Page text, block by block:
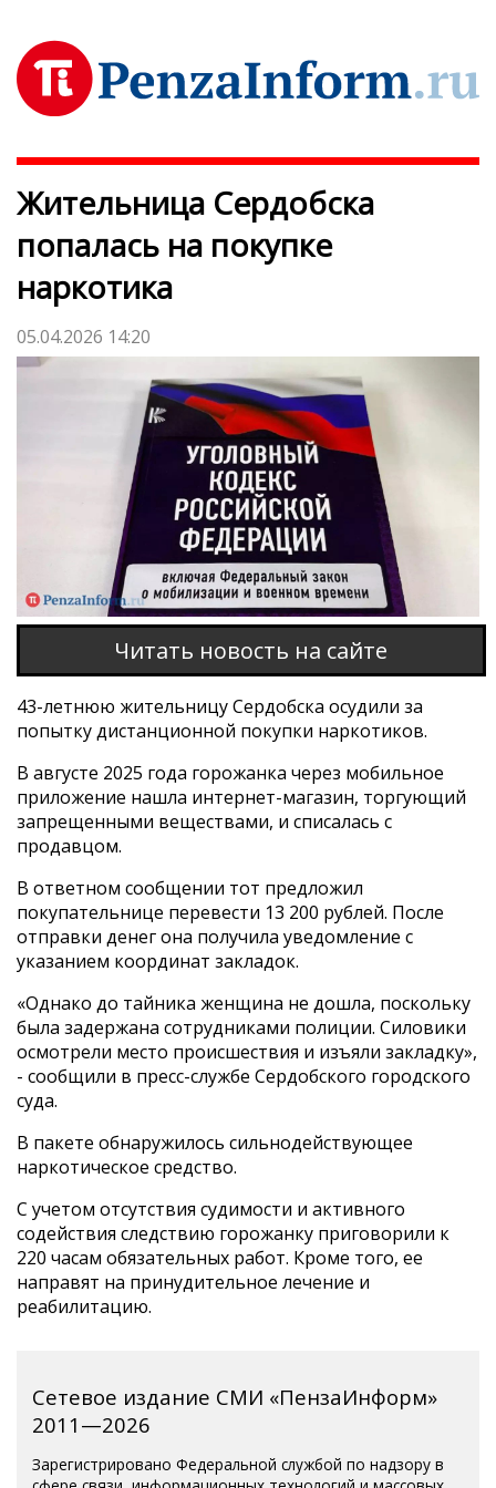
Жительница Сердобска
попалась на покупке
наркотика
05.04.2026 14:20
Читать новость на сайте
43-летнюю жительницу Сердобска осудили за
попытку дистанционной покупки наркотиков.
В августе 2025 года горожанка через мобильное
приложение нашла интернет-магазин, торгующий
запрещенными веществами, и списалась с
продавцом.
В ответном сообщении тот предложил
покупательнице перевести 13 200 рублей. После
отправки денег она получила уведомление с
указанием координат закладок.
«Однако до тайника женщина не дошла, поскольку
была задержана сотрудниками полиции. Силовики
осмотрели место происшествия и изъяли закладку»,
- сообщили в пресс-службе Сердобского городского
суда.
В пакете обнаружилось сильнодействующее
наркотическое средство.
С учетом отсутствия судимости и активного
содействия следствию горожанку приговорили к
220 часам обязательных работ. Кроме того, ее
направят на принудительное лечение и
реабилитацию.
Сетевое издание СМИ «ПензаИнформ»
2011—2026
Зарегистрировано Федеральной службой по надзору в